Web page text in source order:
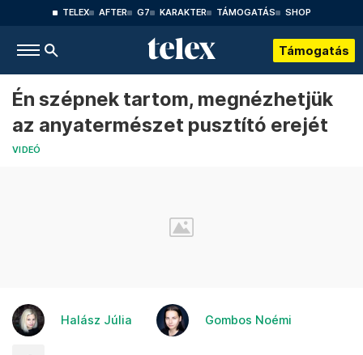
TELEX AFTER G7 KARAKTER TÁMOGATÁS SHOP
Támogatás
Én szépnek tartom, megnézhetjük
az anyatermészet pusztító erejét
VIDEÓ
Halász Júlia Gombos Noémi